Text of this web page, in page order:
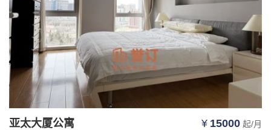
亚太大厦公寓 ¥ 15000 起/月